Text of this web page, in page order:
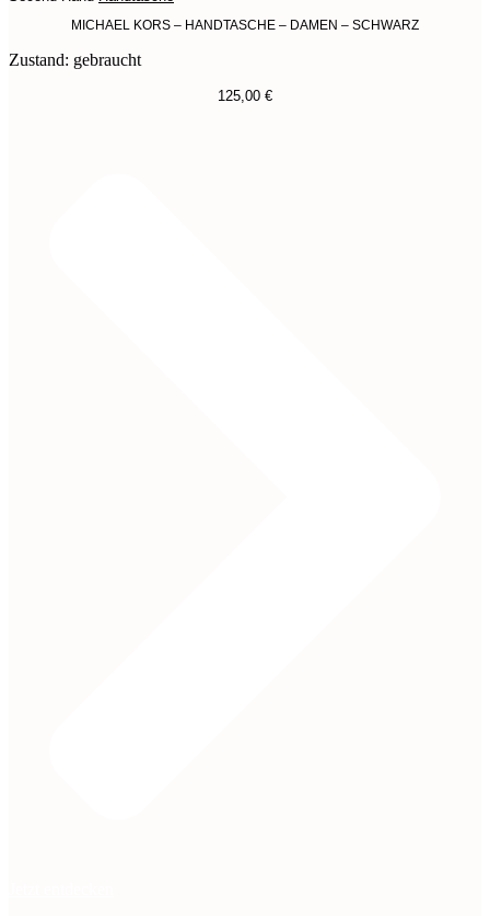
MICHAEL KORS – HANDTASCHE – DAMEN – SCHWARZ
Zustand: gebraucht
125,00 €